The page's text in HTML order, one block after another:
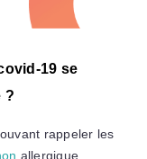
19 se
?
rappeler les
allergique.